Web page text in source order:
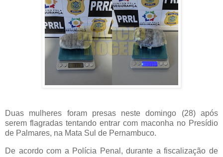
Duas mulheres foram presas neste domingo (28) após
serem flagradas tentando entrar com maconha no Presídio
de Palmares, na Mata Sul de Pernambuco.
De acordo com a Polícia Penal, durante a fiscalização de